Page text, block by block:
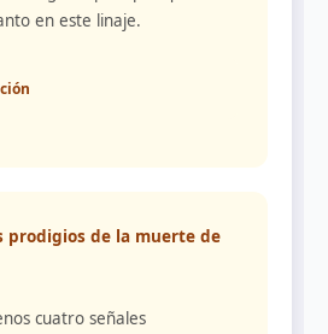
en este linaje.
prodigios de la muerte de
cuatro señales